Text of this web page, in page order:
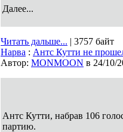
Далее...
Читать дальше... | 3757 байт
Нарва : Антс Кутти не
Автор: MONMOON в 24/10/
Антс Кутти, набрав 106
партию.